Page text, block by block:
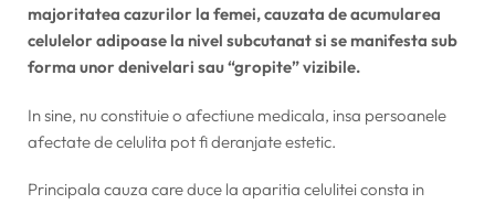
majoritatea cazurilor la femei, cauzata de acumularea
celulelor adipoase la nivel subcutanat si se manifesta sub
forma unor denivelari sau “gropite” vizibile.
In sine, nu constituie o afectiune medicala, insa persoanele
afectate de celulita pot fi deranjate estetic.
Principala cauza care duce la aparitia celulitei consta in